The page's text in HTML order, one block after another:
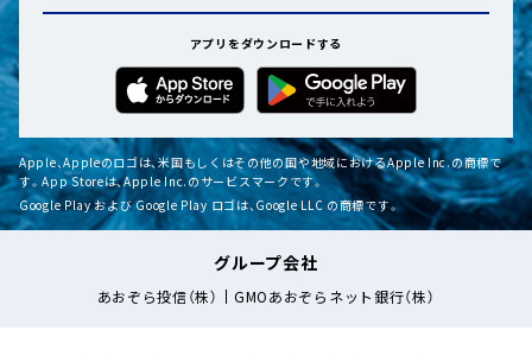
アプリをダウンロードする
Apple、Appleのロゴは、米国もしくはその他の国や地域におけるApple Inc.の商標で
す。App Storeは、Apple Inc.のサービスマークです。
Google Play および Google Play ロゴは、Google LLC の商標です。
グループ会社
あおぞら投信（株） GMOあおぞらネット銀行（株）